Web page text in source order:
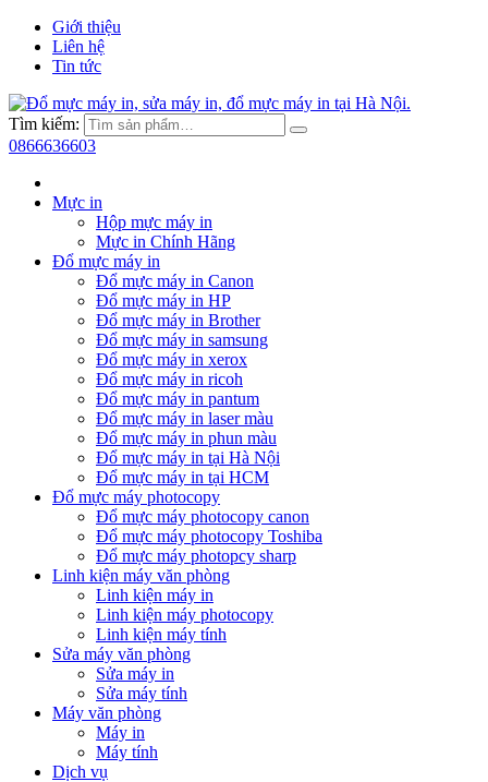
Giới thiệu
Liên hệ
Tin tức
Tìm kiếm:
0866636603
Mực in
Hộp mực máy in
Mực in Chính Hãng
Đổ mực máy in
Đổ mực máy in Canon
Đổ mực máy in HP
Đổ mực máy in Brother
Đổ mực máy in samsung
Đổ mực máy in xerox
Đổ mực máy in ricoh
Đổ mực máy in pantum
Đổ mực máy in laser màu
Đổ mực máy in phun màu
Đổ mực máy in tại Hà Nội
Đổ mực máy in tại HCM
Đổ mực máy photocopy
Đổ mực máy photocopy canon
Đổ mực máy photocopy Toshiba
Đổ mực máy photopcy sharp
Linh kiện máy văn phòng
Linh kiện máy in
Linh kiện máy photocopy
Linh kiện máy tính
Sửa máy văn phòng
Sửa máy in
Sửa máy tính
Máy văn phòng
Máy in
Máy tính
Dịch vụ